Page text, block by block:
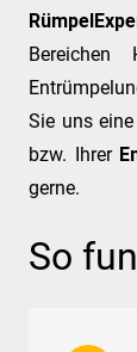
Bereichen
Sie uns
bzw. Ihrer
gerne.
So